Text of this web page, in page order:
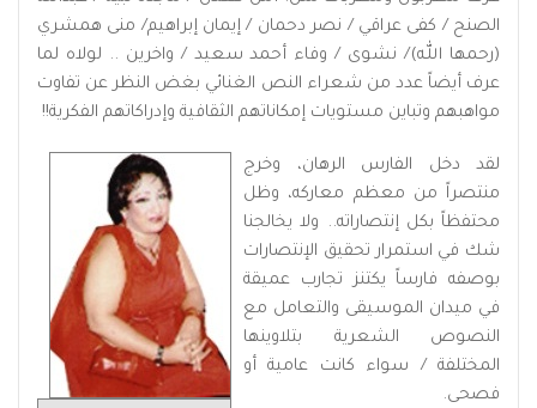
الصنح / كفى عراقي / نصر دحمان / إيمان إبراهيم/ منى همشري
(رحمها الله)/ نشوى / وفاء أحمد سعيد / واخرين .. لولاه لما
عرف أيضاً عدد من شعراء النص الغنائي بغض النظر عن تفاوت
مواهبهم وتباين مستويات إمكاناتهم الثقافية وإدراكاتهم الفكرية!!
لقد دخل الفارس الرهان، وخرج
منتصراً من معظم معاركه، وظل
محتفظاً بكل إنتصاراته.. ولا يخالجنا
شك في استمرار تحقيق الإنتصارات
بوصفه فارساً يكتنز تجارب عميقة
في ميدان الموسيقى والتعامل مع
النصوص الشعرية بتلاوينها
المختلفة / سواء كانت عامية أو
فصحى.